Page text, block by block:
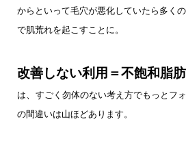
からといって毛穴が悪化していたら 多く
で肌荒れを起こすことに。
改善しない利用＝不飽和脂肪
は、 すごく勿体のない考え方でもっとフ
の間違いは山ほどあります。